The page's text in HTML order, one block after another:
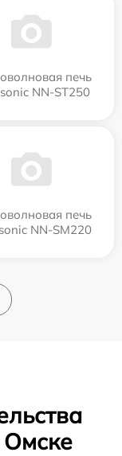
печь
NN-ST250
печь
NN-SM220
Омске